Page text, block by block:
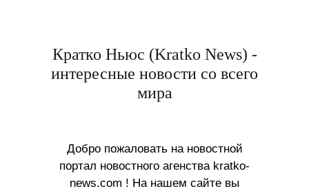
Кратко Ньюс (Kratko News) -
интересные новости со всего
мира
Добро пожаловать на новостной
портал новостного агенства kratko-
news.com ! На нашем сайте вы